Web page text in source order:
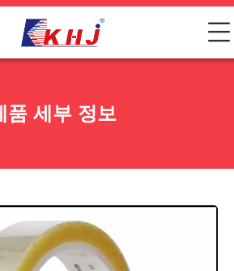
품 세부 정보